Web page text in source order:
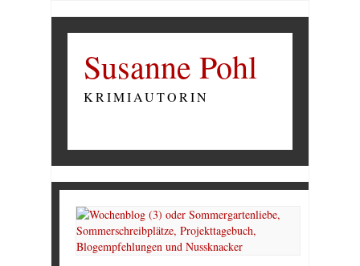
Susanne Pohl
KRIMIAUTORIN